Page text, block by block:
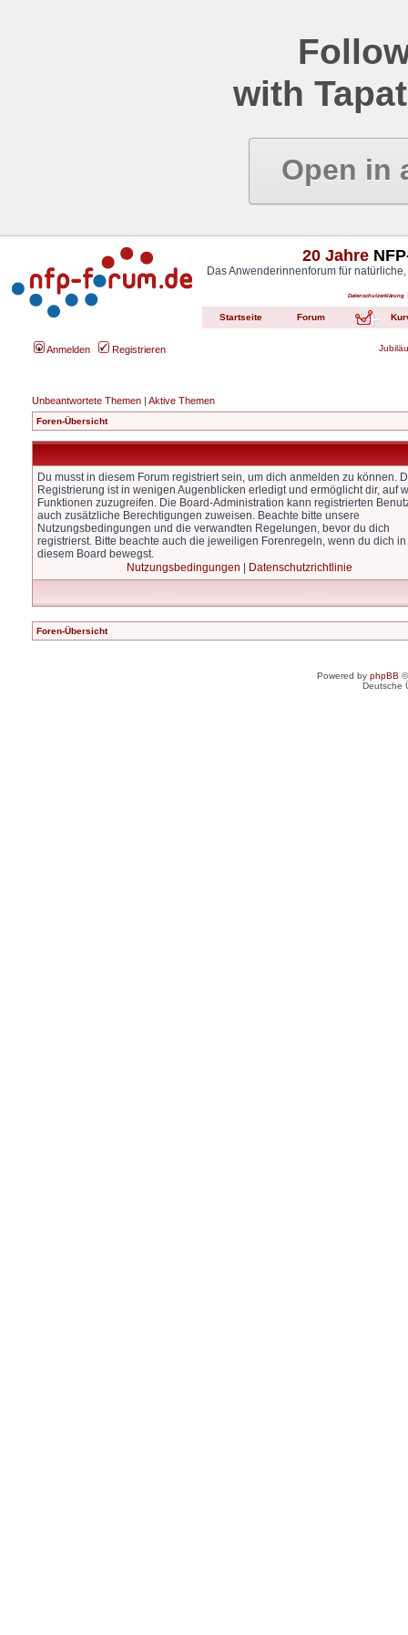
with
Open in
20 Jahre
Das Anwenderinnenforum für
Datenschutzerklärung
Startseite Forum
Anmelden Registrieren
Unbeantwortete Themen | Aktive Themen
Foren-Übersicht
Du musst in diesem Forum registriert sein, um dich anmelden zu können.
Registrierung ist in wenigen Augenblicken erledigt und ermöglicht dir, auf
Funktionen zuzugreifen. Die Board-Administration kann registrierten
auch zusätzliche Berechtigungen zuweisen. Beachte bitte unsere
Nutzungsbedingungen und die verwandten Regelungen, bevor du dich
registrierst. Bitte beachte auch die jeweiligen Forenregeln, wenn du dich in
diesem Board bewegst.
Nutzungsbedingungen
Datenschutzrichtlinie
Foren-Übersicht
Powered by phpBB
Deutsche